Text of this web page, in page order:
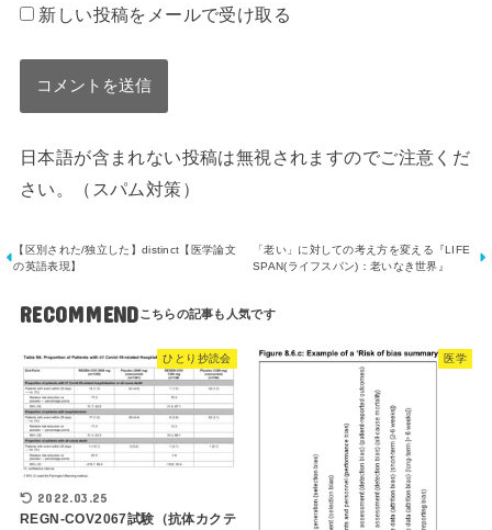
新しい投稿をメールで受け取る
日本語が含まれない投稿は無視されますのでご注意くだ
さい。（スパム対策）
【区別された/独立した】distinct【医学論文
の英語表現】
「老い」に対しての考え方を変える『LIFE
SPAN(ライフスパン)：老いなき世界』
RECOMMEND
ひとり抄読会
2022.03.25
REGN-COV2067試験（抗体カクテ
医学